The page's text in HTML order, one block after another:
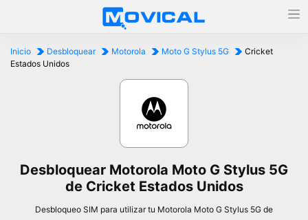
Inicio Desbloquear Motorola Moto G Stylus 5G
Cricket
Estados Unidos
Desbloquear Motorola Moto G Stylus 5G
de Cricket Estados Unidos
Desbloqueo SIM para utilizar tu Motorola Moto G Stylus 5G de